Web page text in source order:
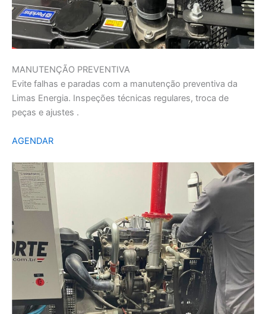
MANUTENÇÃO PREVENTIVA
Evite falhas e paradas com a manutenção preventiva da
Limas Energia. Inspeções técnicas regulares, troca de
peças e ajustes .
AGENDAR